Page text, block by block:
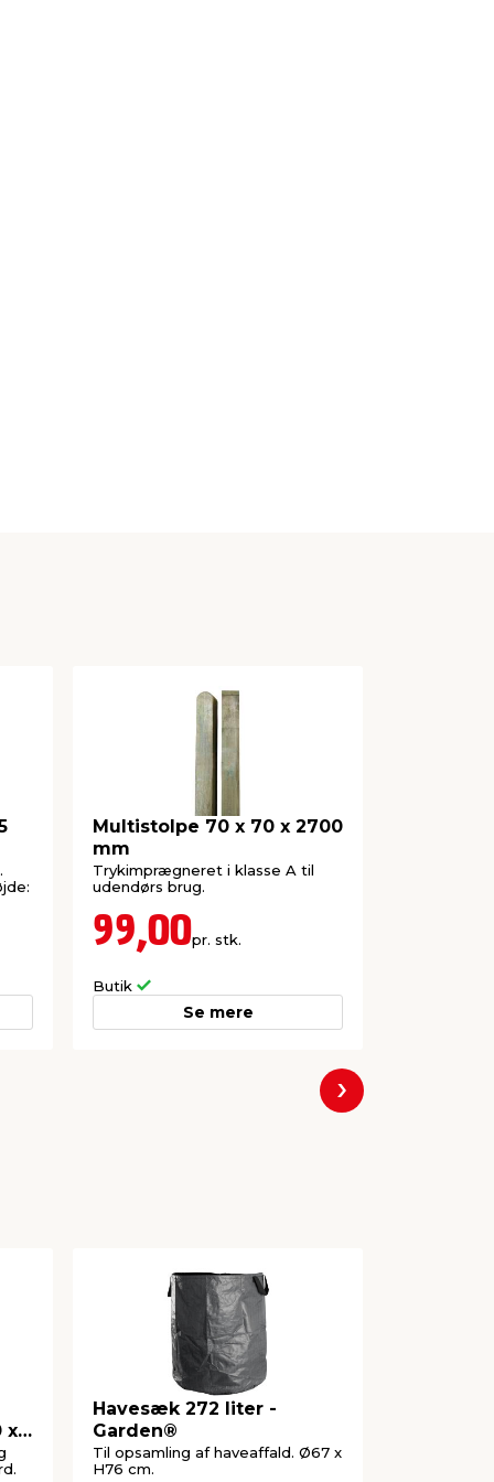
Multistolpe 70 x 70 x 2700
mm
Trykimprægneret i klasse A til
udendørs brug.
99,00pr. stk.
Butik
Se mere
Næste
x
Havesæk 272 liter -
Garden®
Til opsamling af haveaffald. Ø67 x
H76 cm.